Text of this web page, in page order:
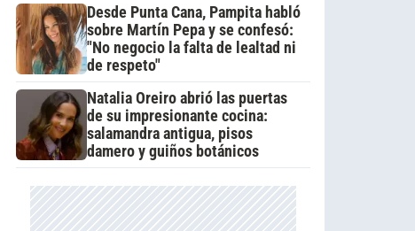
Desde Punta Cana, Pampita habló
sobre Martín Pepa y se confesó:
"No negocio la falta de lealtad ni
de respeto"
Natalia Oreiro abrió las puertas
de su impresionante cocina:
salamandra antigua, pisos
damero y guiños botánicos